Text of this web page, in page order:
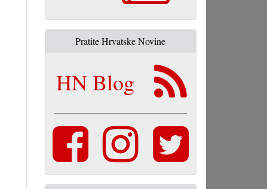
Pratite Hrvatske Novine
HN Blog